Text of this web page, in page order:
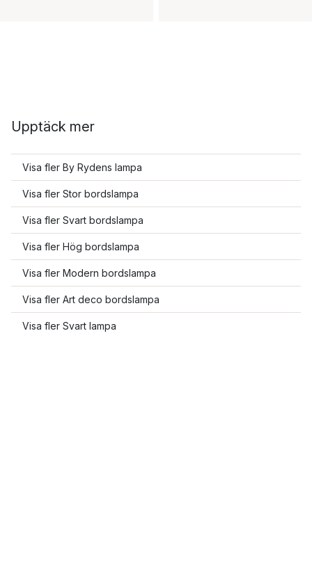
Upptäck mer
Visa fler By Rydens lampa
Visa fler Stor bordslampa
Visa fler Svart bordslampa
Visa fler Hög bordslampa
Visa fler Modern bordslampa
Visa fler Art deco bordslampa
Visa fler Svart lampa